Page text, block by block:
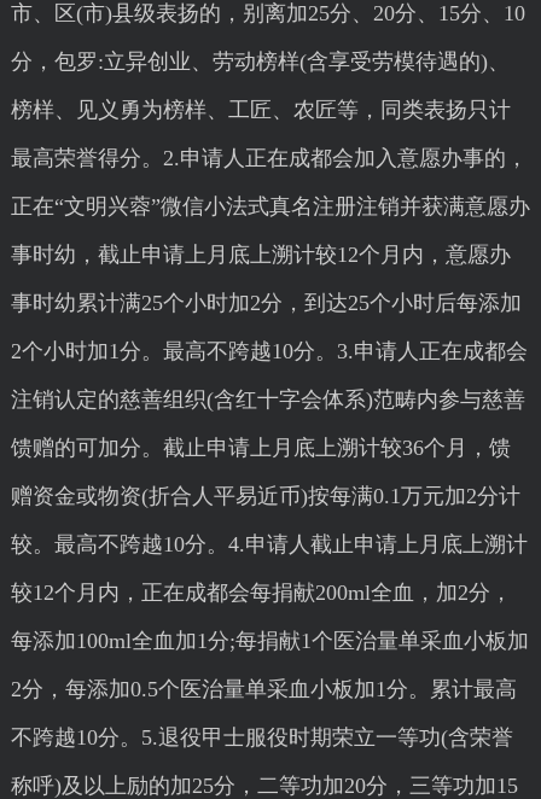
市、区(市)县级表扬的，别离加25分、20分、15分、10
分，包罗:立异创业、劳动榜样(含享受劳模待遇的)、
榜样、见义勇为榜样、工匠、农匠等，同类表扬只计
最高荣誉得分。2.申请人正在成都会加入意愿办事的，
正在“文明兴蓉”微信小法式真名注册注销并获满意愿办
事时幼，截止申请上月底上溯计较12个月内，意愿办
事时幼累计满25个小时加2分，到达25个小时后每添加
2个小时加1分。最高不跨越10分。3.申请人正在成都会
注销认定的慈善组织(含红十字会体系)范畴内参与慈善
馈赠的可加分。截止申请上月底上溯计较36个月，馈
赠资金或物资(折合人平易近币)按每满0.1万元加2分计
较。最高不跨越10分。4.申请人截止申请上月底上溯计
较12个月内，正在成都会每捐献200ml全血，加2分，
每添加100ml全血加1分;每捐献1个医治量单采血小板加
2分，每添加0.5个医治量单采血小板加1分。累计最高
不跨越10分。5.退役甲士服役时期荣立一等功(含荣誉
称呼)及以上励的加25分，二等功加20分，三等功加15